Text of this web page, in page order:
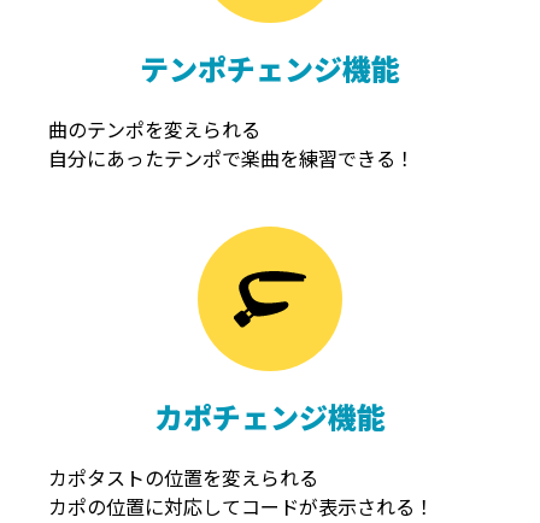
テンポチェンジ機能
曲のテンポを変えられる
自分にあったテンポで楽曲を練習できる！
カポチェンジ機能
カポタストの位置を変えられる
カポの位置に対応してコードが表示される！